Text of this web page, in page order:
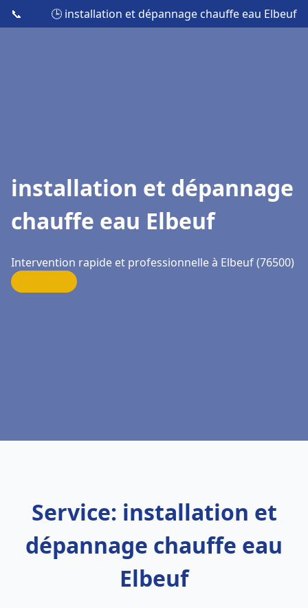
📞 🕒 installation et dépannage chauffe eau Elbeuf
installation et dépannage
chauffe eau Elbeuf
Intervention rapide et professionnelle à Elbeuf (76500)
Service: installation et
dépannage chauffe eau
Elbeuf